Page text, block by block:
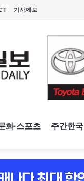
기사제보
화·스포츠 주간한국